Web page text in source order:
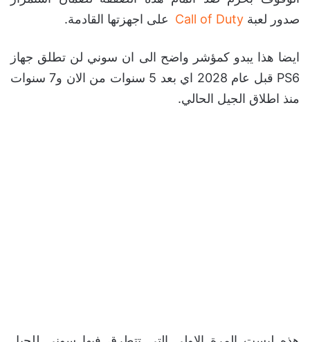
صدور لعبة Call of Duty على اجهزتها القادمة.
ايضا هذا يبدو كمؤشر واضح الى ان سوني لن تطلق جهاز
PS6 قبل عام 2028 اي بعد 5 سنوات من الان و7 سنوات
منذ اطلاق الجيل الحالي.